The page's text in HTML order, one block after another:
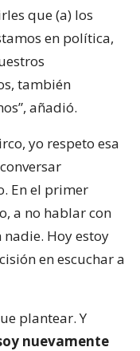
que (a) los
en política,
también
añadió.
yo respeto esa
En el primer
a no hablar con
Hoy estoy
en escuchar a
plantear. Y
nuevamente